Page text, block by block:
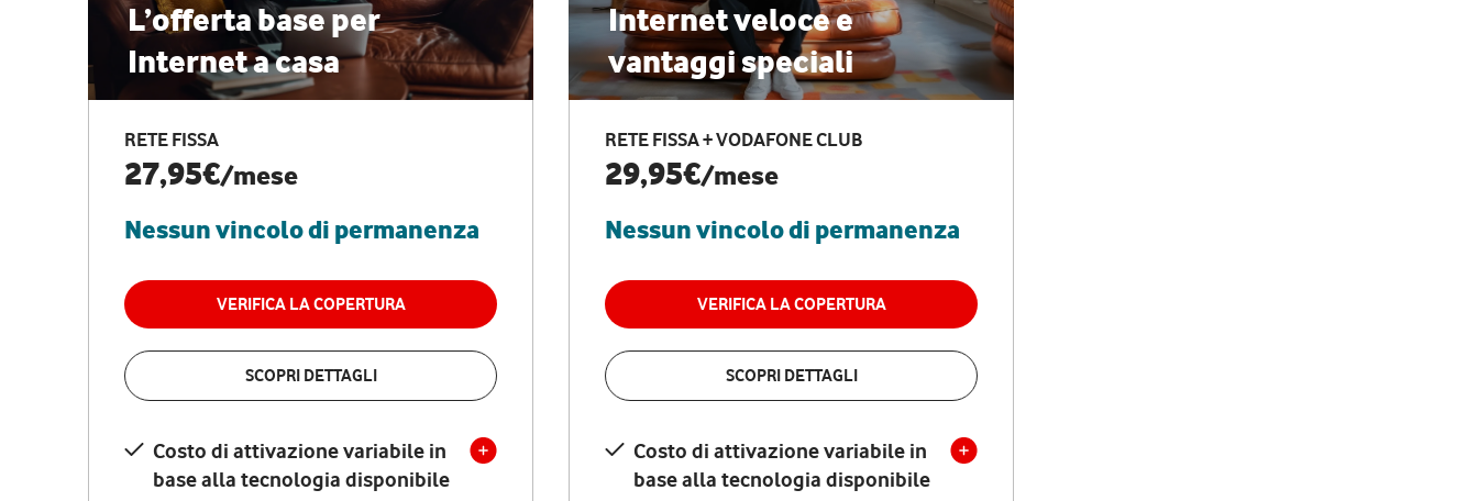
L’offerta base per
Internet a casa
RETE FISSA
27,95€/mese
Nessun vincolo di permanenza
VERIFICA LA COPERTURA
SCOPRI DETTAGLI
Costo di attivazione variabile in
base alla tecnologia disponibile
Internet veloce e
vantaggi speciali
RETE FISSA + VODAFONE CLUB
29,95€/mese
Nessun vincolo di permanenza
VERIFICA LA COPERTURA
SCOPRI DETTAGLI
Costo di attivazione variabile in
base alla tecnologia disponibile